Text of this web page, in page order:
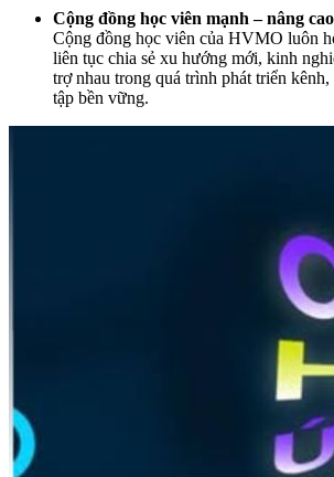
Cộng đồng học viên mạnh – nâng
Cộng đồng học viên của HVMO luôn
liên tục chia sẻ xu hướng mới, kinh
trợ nhau trong quá trình phát triển
tập bền vững.